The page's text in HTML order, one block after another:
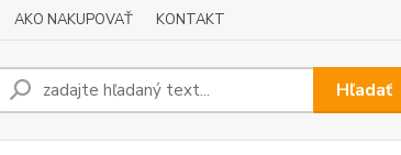
AKO NAKUPOVAŤ KONTAKT
Hľadať